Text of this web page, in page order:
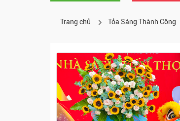
Trang chủ Tỏa Sáng Thành Công